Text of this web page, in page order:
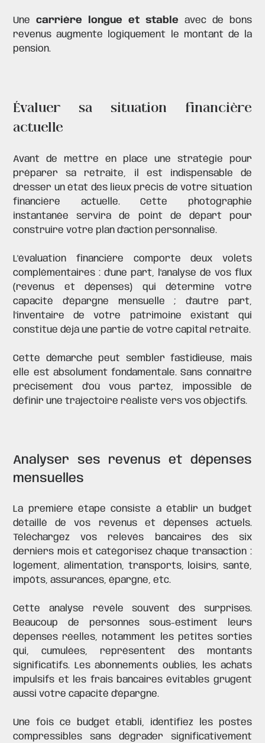
Unecarrière longue et stable avec de bons
revenus augmente logiquement le montant de la
pension.
Évaluer sa situation financière
actuelle
Avant de mettre en place une stratégie pour
préparer sa retraite, il est indispensable de
dresser un état des lieux précis de votre situation
financière actuelle. Cette photographie
instantanée servira de point de départ pour
construire votre plan d'action personnalisé.
L'évaluation financière comporte deux volets
complémentaires : d'une part, l'analyse de vos flux
(revenus et dépenses) qui détermine votre
capacité d'épargne mensuelle ; d'autre part,
l'inventaire de votre patrimoine existant qui
constitue déjà une partie de votre capital retraite.
Cette démarche peut sembler fastidieuse, mais
elle est absolument fondamentale. Sans connaître
précisément d'où vous partez, impossible de
définir une trajectoire réaliste vers vos objectifs.
Analyser ses revenus et dépenses
mensuelles
La première étape consiste à établir un budget
détaillé de vos revenus et dépenses actuels.
Téléchargez vos relevés bancaires des six
derniers mois et catégorisez chaque transaction :
logement, alimentation, transports, loisirs, santé,
impôts, assurances, épargne, etc.
Cette analyse révèle souvent des surprises.
Beaucoup de personnes sous-estiment leurs
dépenses réelles, notamment les petites sorties
qui, cumulées, représentent des montants
significatifs. Les abonnements oubliés, les achats
impulsifs et les frais bancaires évitables grugent
aussi votre capacité d'épargne.
Une fois ce budget établi, identifiez les postes
compressibles sans dégrader significativement